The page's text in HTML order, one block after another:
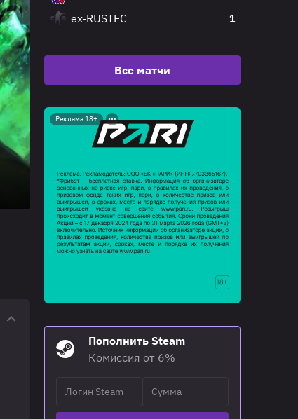
ex-RUSTEC 1
Все матчи
Реклама 18+
Пополнить Steam
Комиссия от 6%